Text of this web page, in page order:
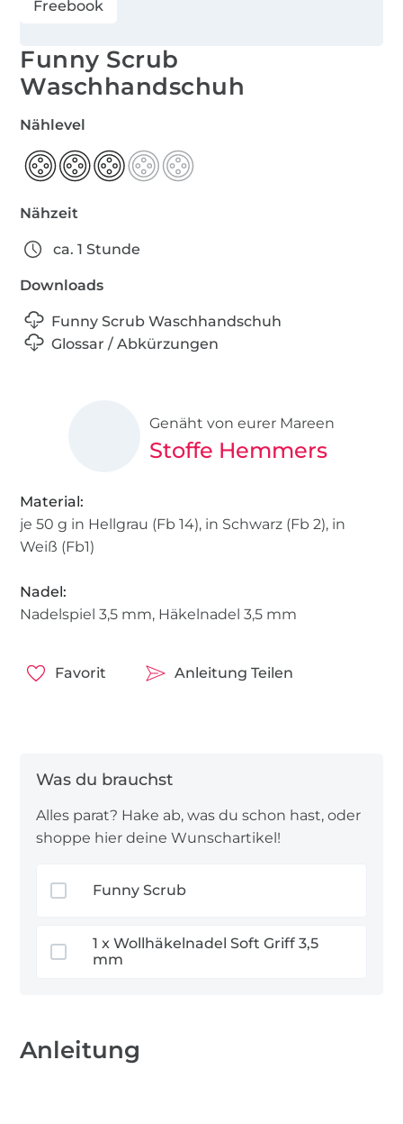
Freebook
Funny Scrub
Waschhandschuh
Nählevel
Nähzeit
ca. 1 Stunde
Downloads
Funny Scrub Waschhandschuh
Glossar / Abkürzungen
Genäht von eurer Mareen
Stoffe Hemmers
Material:
je 50 g in Hellgrau (Fb 14), in Schwarz (Fb 2), in
Weiß (Fb1)
Nadel:
Nadelspiel 3,5 mm, Häkelnadel 3,5 mm
Favorit Anleitung Teilen
Alles parat? Hake ab, was du schon hast, oder
shoppe hier deine Wunschartikel!
Funny Scrub
1 x Wollhäkelnadel Soft Griff 3,5
mm
Anleitung